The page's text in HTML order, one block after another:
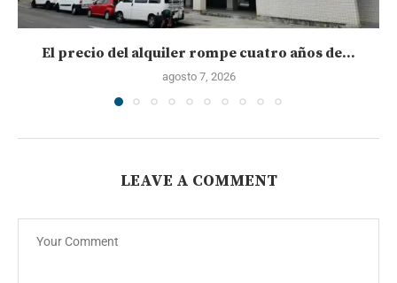
El precio del alquiler rompe cuatro años de...
agosto 7, 2026
LEAVE A COMMENT